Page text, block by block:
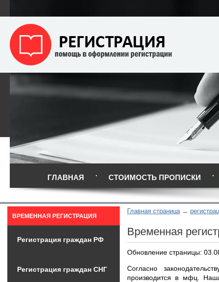
ГЛАВНАЯ СТОИМОСТЬ ПРОПИСКИ
Главная страница
Временная
Обновление страницы:
Согласно
производится в мфц.
ВРЕМЕННАЯ РЕГИСТРАЦИЯ
Регистрация граждан РФ
Регистрация граждан СНГ